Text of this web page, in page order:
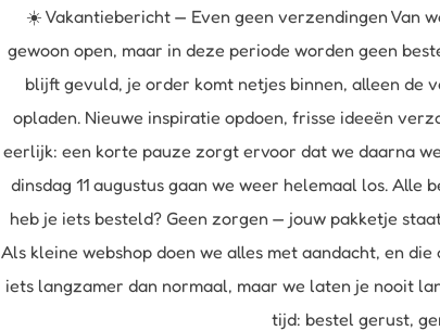
☀️ Vakantiebericht — Even geen verzendingen Van
gewoon open, maar in deze periode worden geen
blijft gevuld, je order komt netjes binnen, alleen de
opladen. Nieuwe inspiratie opdoen, frisse ideeën
eerlijk: een korte pauze zorgt ervoor dat we daarna
dinsdag 11 augustus gaan we weer helemaal los.
heb je iets besteld? Geen zorgen — jouw pakketje
Als kleine webshop doen we alles met aandacht, en
iets langzamer dan normaal, maar we laten je nooit
tijd: bestel gerust,